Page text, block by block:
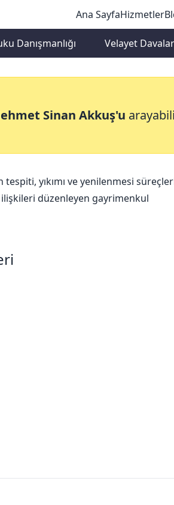
Ana SayfaHizmetler
Danışmanlığı Velayet
Sinan Akkuş'u
yıkımı ve yenilenmesi
düzenleyen gayrimenkul